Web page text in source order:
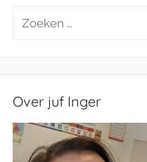
Zoeken
Over juf Inger